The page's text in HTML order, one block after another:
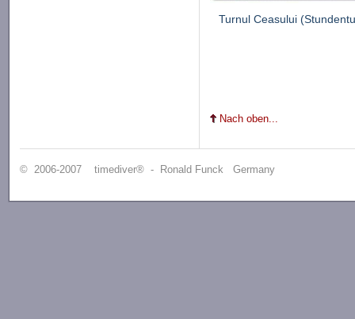
Turnul Ceasului
Nach oben...
© 2006-2007 timediver® - Ronald Funck Germany